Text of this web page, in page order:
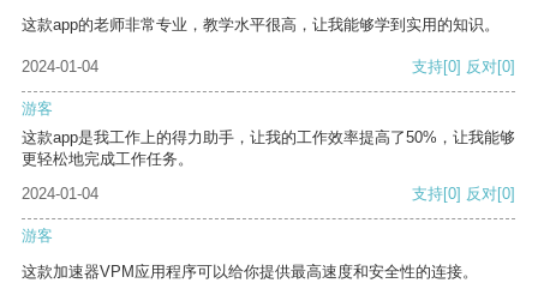
这款app的老师非常专业，教学水平很高，让我能够学到实用的知识。
2024-01-04 支持[0] 反对[0]
游客
这款app是我工作上的得力助手，让我的工作效率提高了50%，让我能够
更轻松地完成工作任务。
2024-01-04
支持[0] 反对[0]
游客
这款加速器VPM应用程序可以给你提供最高速度和安全性的连接。